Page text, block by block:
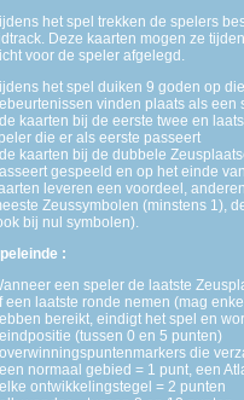
het spel trekken de spelers
Deze kaarten mogen ze
voor de speler afgelegd.
het spel duiken 9 goden op
vinden plaats als een
kaarten bij de eerste twee en
die er als eerste passeert
kaarten bij de dubbele
gespeeld en op het einde
leveren een voordeel,
Zeussymbolen (minstens 1),
bij nul symbolen).
:
een speler de laatste
een laatste ronde nemen (mag
bereikt, eindigt het spel en
(tussen 0 en 5 punten)
die
normaal gebied = 1 punt, een
ontwikkelingstegel = 2 punten